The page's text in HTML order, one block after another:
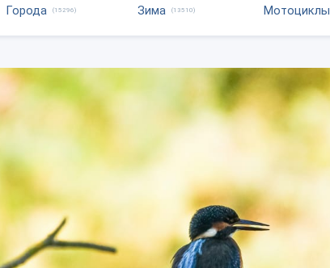
Города (15296) Зима (13510) Мотоциклы